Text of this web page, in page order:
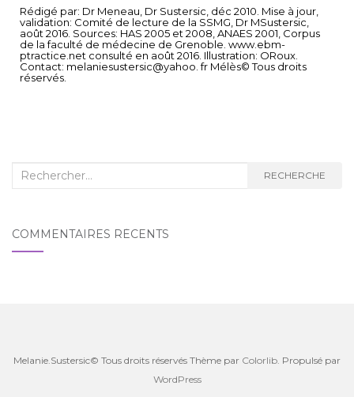
Rédigé par: Dr Meneau, Dr Sustersic, déc 2010. Mise à jour,
validation: Comité de lecture de la SSMG, Dr MSustersic,
août 2016. Sources: HAS 2005 et 2008, ANAES 2001, Corpus
de la faculté de médecine de Grenoble. www.ebm-
ptractice.net consulté en août 2016. Illustration: ORoux.
Contact: melaniesustersic@yahoo. fr Mélès© Tous droits
réservés.
RECHERCHE
COMMENTAIRES RÉCENTS
Melanie.Sustersic© Tous droits réservés Thème par Colorlib. Propulsé par
WordPress